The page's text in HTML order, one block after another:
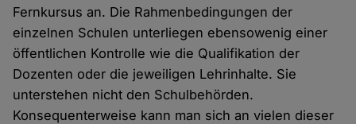
Fernkursus an. Die Rahmenbedingungen der
einzelnen Schulen unterliegen ebensowenig einer
öffentlichen Kontrolle wie die Qualifikation der
Dozenten oder die jeweiligen Lehrinhalte. Sie
unterstehen nicht den Schulbehörden.
Konsequenterweise kann man sich an vielen dieser